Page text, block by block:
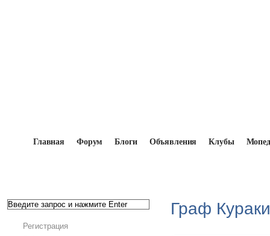
Главная Форум Блоги Объявления Клубы
Регистрация
Граф